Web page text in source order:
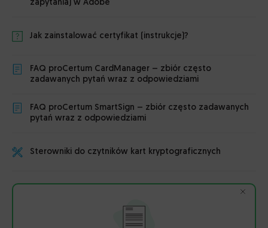
zapytania) w Adobe
Jak zainstalować certyfikat (instrukcje)?
FAQ proCertum CardManager – zbiór często
zadawanych pytań wraz z odpowiedziami
FAQ proCertum SmartSign – zbiór często zadawanych
pytań wraz z odpowiedziami
Sterowniki do czytników kart kryptograficznych